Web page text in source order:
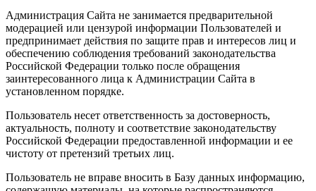
Администрация Сайта не занимается предварительной
модерацией или цензурой информации Пользователей и
предпринимает действия по защите прав и интересов лиц и
обеспечению соблюдения требований законодательства
Российской Федерации только после обращения
заинтересованного лица к Администрации Сайта в
установленном порядке.
Пользователь несет ответственность за достоверность,
актуальность, полноту и соответствие законодательству
Российской Федерации предоставленной информации и ее
чистоту от претензий третьих лиц.
Пользователь не вправе вносить в Базу данных информацию,